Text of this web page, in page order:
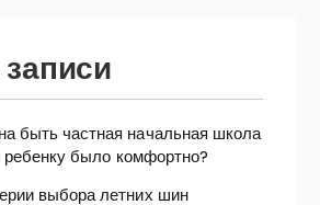
быть частная начальная школа
было комфортно?
выбора летних шин